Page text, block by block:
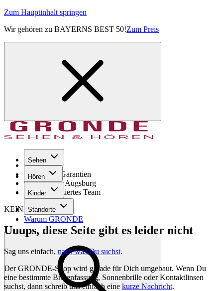
Zum Hauptinhalt springen
Wir gehören zu BAYERNS BEST 50!Zum Preis
Sehen
Hören
Kinder
Standorte
Warum GRONDE
Seit 1971
GRONDE Garantien
8× im Raum Augsburg
Hochqualifiziertes Team
KEINE SORGE!
Uuups, diese Seite gibt es leider nicht
Sag uns einfach, nach was Du suchst.
Der GRONDE-Shop wird gerade für Dich umgebaut. Wenn Du
eine bestimmte Brillenfassung, Sonnenbrille oder Kontaktlinsen
suchst, dann schreib uns einfach eine kurze Nachricht.